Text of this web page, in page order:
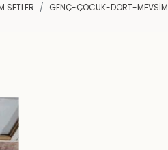
SETLER GENÇ-ÇOCUK-DÖRT-MEVSIM